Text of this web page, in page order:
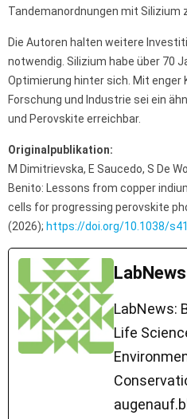
Tandemanordnungen mit Silizium
Die Autoren halten weitere
notwendig. Silizium habe über 70
Optimierung hinter sich. Mit enger
Forschung und Industrie sei ein
und Perovskite erreichbar.
Originalpublikation:
M Dimitrievska, E Saucedo, S De
Benito: Lessons from copper
cells for progressing perovskite
(2026); https://doi.org/10.1038/
LabNews:
Life